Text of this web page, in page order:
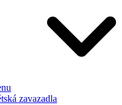
zavazadla